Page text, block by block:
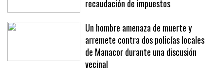
recaudación de impuestos
Un hombre amenaza de muerte y
arremete contra dos policías locales
de Manacor durante una discusión
vecinal